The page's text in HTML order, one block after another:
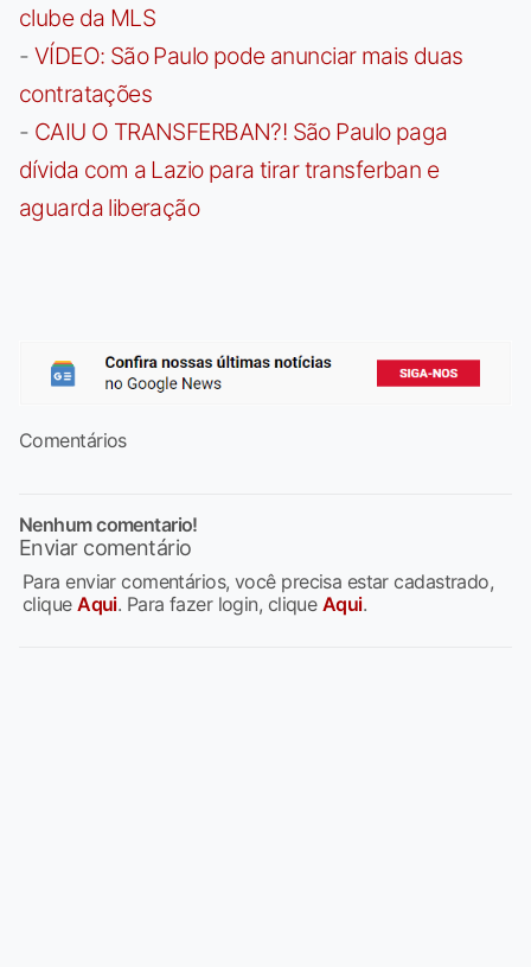
clube da MLS
- VÍDEO: São Paulo pode anunciar mais duas
contratações
- CAIU O TRANSFERBAN?! São Paulo paga
dívida com a Lazio para tirar transferban e
aguarda liberação
Comentários
Nenhum comentario!
Enviar comentário
Para enviar comentários, você precisa estar cadastrado,
cliqueAqui. Para fazer login, clique Aqui.